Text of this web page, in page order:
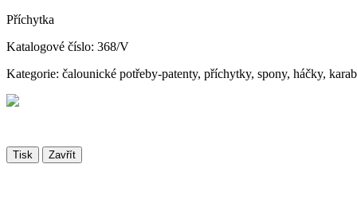
Příchytka
Katalogové číslo: 368/V
Kategorie: čalounické potřeby-patenty, příchytky, spony, háčky,